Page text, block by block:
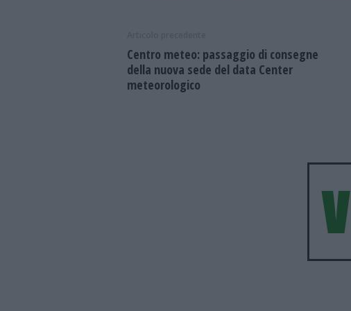
Centro meteo: passaggio di consegne
della nuova sede del data Center
meteorologico